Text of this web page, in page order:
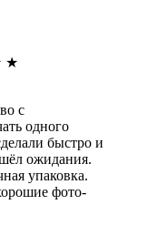
★
с
одного
быстро и
ожидания.
упаковка.
фото-